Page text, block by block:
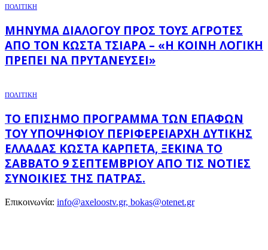
ΠΟΛΙΤΙΚΗ
ΜΉΝΥΜΑ ΔΙΑΛΌΓΟΥ ΠΡΟΣ ΤΟΥΣ ΑΓΡΌΤΕΣ
ΑΠΌ ΤΟΝ ΚΏΣΤΑ ΤΣΙΆΡΑ – «Η ΚΟΙΝΉ ΛΟΓΙΚΉ
ΠΡΈΠΕΙ ΝΑ ΠΡΥΤΑΝΕΎΣΕΙ»
ΠΟΛΙΤΙΚΗ
ΤΟ ΕΠΊΣΗΜΟ ΠΡΌΓΡΑΜΜΑ ΤΩΝ ΕΠΑΦΏΝ
ΤΟΥ ΥΠΟΨΉΦΙΟΥ ΠΕΡΙΦΕΡΕΙΆΡΧΗ ΔΥΤΙΚΉΣ
ΕΛΛΆΔΑΣ ΚΏΣΤΑ ΚΑΡΠΈΤΑ, ΞΕΚΙΝΆ ΤΟ
ΣΆΒΒΑΤΟ 9 ΣΕΠΤΕΜΒΡΊΟΥ ΑΠΌ ΤΙΣ ΝΌΤΙΕΣ
ΣΥΝΟΙΚΊΕΣ ΤΗΣ ΠΆΤΡΑΣ.
Επικοινωνία: info@axeloostv.gr, bokas@otenet.gr